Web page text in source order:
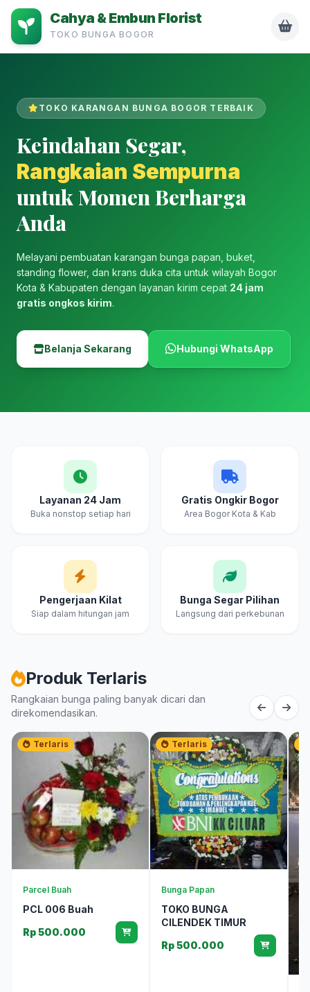
Cahya & Embun Florist
TOKO BUNGA BOGOR
TOKO KARANGAN BUNGA BOGOR TERBAIK
Keindahan Segar,
Rangkaian Sempurna
untuk Momen Berharga
Anda
Melayani pembuatan karangan bunga papan, buket,
standing flower, dan krans duka cita untuk wilayah Bogor
Kota & Kabupaten dengan layanan kirim cepat 24 jam
gratis ongkos kirim.
Belanja Sekarang Hubungi WhatsApp
Layanan 24 Jam
Buka nonstop setiap hari
Gratis Ongkir Bogor
Area Bogor Kota & Kab
Pengerjaan Kilat
Siap dalam hitungan jam
Bunga Segar Pilihan
Langsung dari perkebunan
Produk Terlaris
Rangkaian bunga paling banyak dicari dan
direkomendasikan.
Terlaris
Parcel Buah
PCL 006 Buah
Rp 500.000
Terlaris
Bunga Papan
TOKO BUNGA
CILENDEK TIMUR
Rp 500.000